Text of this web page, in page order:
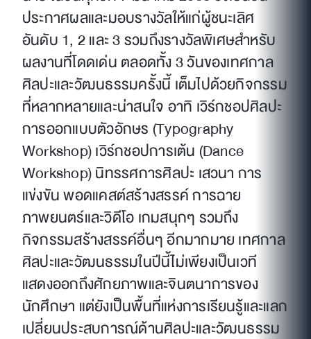
ประกาศผลและมอบรางวัลให้แก่ผู้ชนะเลิศ
อันดับ 1, 2 และ 3 รวมถึงรางวัลพิเศษสำหรับ
ผลงานที่โดดเด่น ตลอดทั้ง 3 วันของเทศกาล
ศิลปะและวัฒนธรรมครั้งนี้ เต็มไปด้วยกิจกรรม
ที่หลากหลายและน่าสนใจ อาทิ เวิร์กชอปศิลปะ
การออกแบบตัวอักษร (Typography
Workshop) เวิร์กชอปการเต้น (Dance
Workshop) นิทรรศการศิลปะ เสวนา การ
แข่งขัน พอดแคสต์สร้างสรรค์ การฉาย
ภาพยนตร์และวิดีโอ เกมสนุกๆ รวมถึง
กิจกรรมสร้างสรรค์อื่นๆ อีกมากมาย เทศกาล
ศิลปะและวัฒนธรรมในปีนี้ไม่เพียงเป็นเวที
แสดงออกถึงศักยภาพและจินตนาการของ
นักศึกษา แต่ยังเป็นพื้นที่แห่งการเรียนรู้และแลก
เปลี่ยนประสบการณ์ด้านศิลปะและวัฒนธรรม